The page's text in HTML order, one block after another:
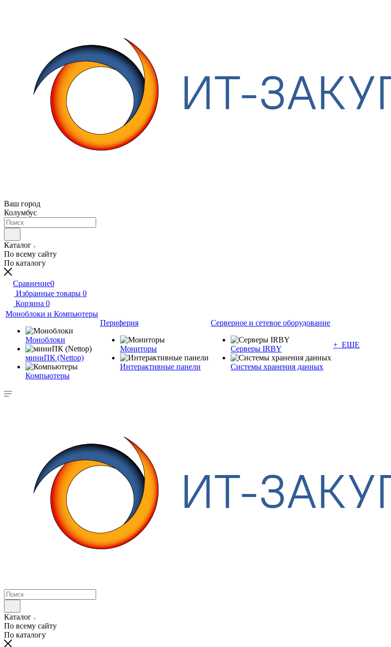
Ваш город
Колумбус
Каталог
По всему сайту
По каталогу
Сравнение0
Избранные товары 0
Корзина 0
Моноблоки и Компьютеры
Моноблоки
миниПК (Nettop)
Компьютеры
Периферия
Мониторы
Интерактивные панели
Серверное и сетевое оборудование
Серверы IRBY
Системы хранения данных
+ ЕЩЕ
Каталог
По всему сайту
По каталогу